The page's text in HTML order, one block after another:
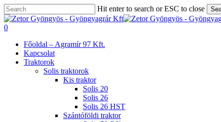
Skip
to
main
Hit enter to search or ESC to close
Close
Search
search
0
Főoldal – Agramír 97 Kft.
Kapcsolat
Traktorok
Solis traktorok
Kis traktor
Solis 20
Solis 26
Solis 26 HST
Szántóföldi traktor